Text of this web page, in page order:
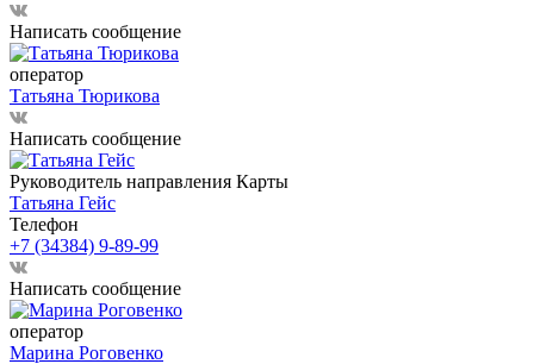
Написать сообщение
оператор
Татьяна Тюрикова
Написать сообщение
Руководитель направления Карты
Татьяна Гейс
Телефон
+7 (34384) 9-89-99
Написать сообщение
оператор
Марина Роговенко